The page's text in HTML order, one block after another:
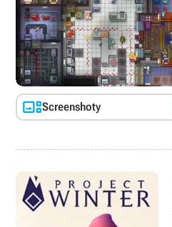
Screenshoty